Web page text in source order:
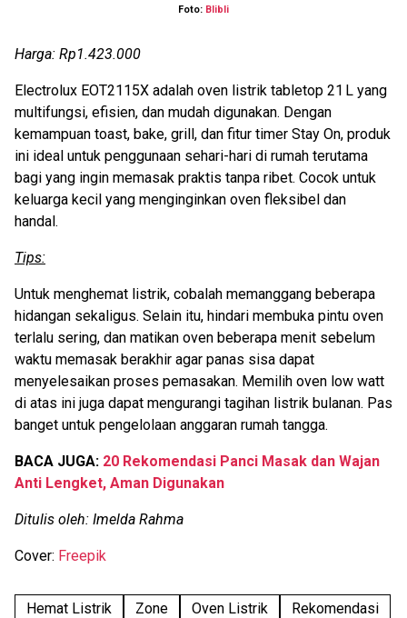
Foto: Blibli
Harga: Rp1.423.000
Electrolux EOT2115X adalah oven listrik tabletop 21 L yang
multifungsi, efisien, dan mudah digunakan. Dengan
kemampuan toast, bake, grill, dan fitur timer Stay On, produk
ini ideal untuk penggunaan sehari-hari di rumah terutama
bagi yang ingin memasak praktis tanpa ribet. Cocok untuk
keluarga kecil yang menginginkan oven fleksibel dan
handal.
Tips:
Untuk menghemat listrik, cobalah memanggang beberapa
hidangan sekaligus. Selain itu, hindari membuka pintu oven
terlalu sering, dan matikan oven beberapa menit sebelum
waktu memasak berakhir agar panas sisa dapat
menyelesaikan proses pemasakan. Memilih oven low watt
di atas ini juga dapat mengurangi tagihan listrik bulanan. Pas
banget untuk pengelolaan anggaran rumah tangga.
BACA JUGA: 20 Rekomendasi Panci Masak dan Wajan
Anti Lengket, Aman Digunakan
Ditulis oleh: Imelda Rahma
Cover: Freepik
Hemat Listrik Zone Oven Listrik
Rekomendasi